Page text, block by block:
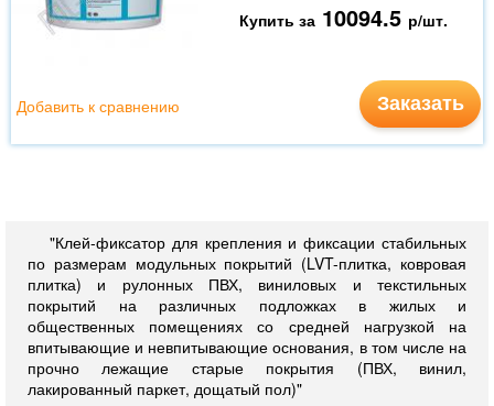
Купить за 10094.5 р/шт.
Заказать
Добавить к сравнению
"Клей-фиксатор для крепления и фиксации стабильных
по размерам модульных покрытий (LVT-плитка, ковровая
плитка) и рулонных ПВХ, виниловых и текстильных
покрытий на различных подложках в жилых и
общественных помещениях со средней нагрузкой на
впитывающие и невпитывающие основания, в том числе на
прочно лежащие старые покрытия (ПВХ, винил,
лакированный паркет, дощатый пол)"